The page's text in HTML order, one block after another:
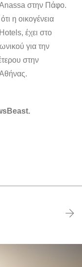
Anassa στην Πάφο.
η οικογένεια
έχει στο
για την
στην